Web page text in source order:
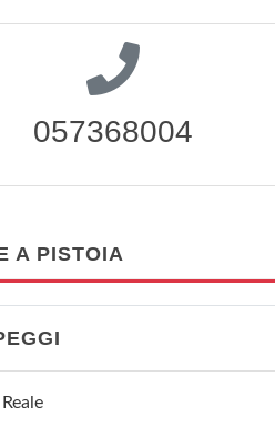
057368004
A PISTOIA